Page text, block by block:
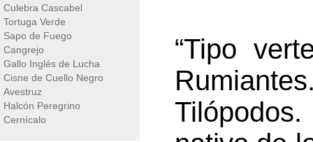
Culebra Cascabel
Tortuga Verde
Sapo de Fuego
Cangrejo
Gallo Inglés de Lucha
Cisne de Cuello Negro
Avestruz
Halcón Peregrino
Cernícalo
“Tipo